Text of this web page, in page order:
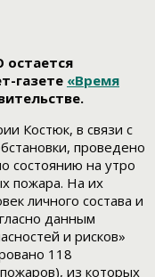
остается
газете «Время
Костюк, в связи с
проведено
состоянию на утро
пожара. На их
личного состава и
данным
и рисков»
118
из которых